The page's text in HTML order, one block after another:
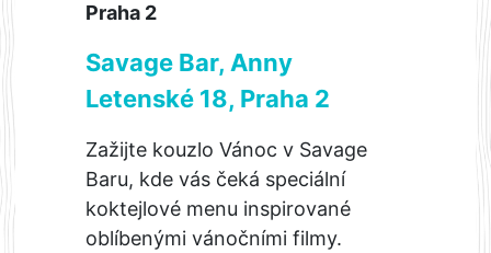
Praha 2
Savage Bar, Anny
Letenské 18, Praha 2
Zažijte kouzlo Vánoc v Savage
Baru, kde vás čeká speciální
koktejlové menu inspirované
oblíbenými vánočními filmy.